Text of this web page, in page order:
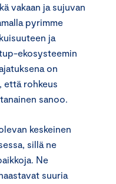
vakaan ja sujuvan
pyrimme
ja
ekosysteemin
on
että rohkeus
sanoo.
keskeinen
sillä ne
Ne
suuria